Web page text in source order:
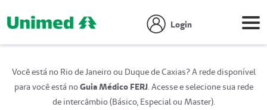
Login
Você está no Rio de Janeiro ou Duque de Caxias? A rede disponível
para você está noGuia Médico FERJ. Acesse e selecione sua rede
de intercâmbio (Básico, Especial ou Master).